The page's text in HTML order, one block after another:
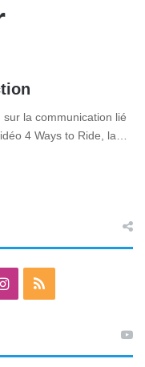
la communication lié
4 Ways to Ride, la…
I